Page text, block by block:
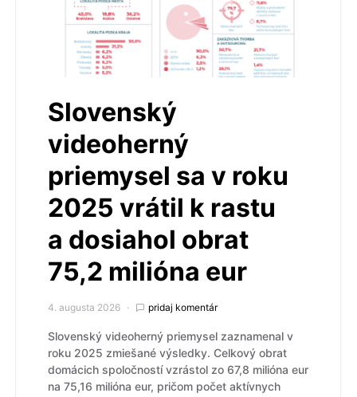
Slovenský
videoherný
priemysel sa v roku
2025 vrátil k rastu
a dosiahol obrat
75,2 milióna eur
4. augusta 2026 pridaj komentár
Slovenský videoherný priemysel zaznamenal v
roku 2025 zmiešané výsledky. Celkový obrat
domácich spoločností vzrástol zo 67,8 milióna eur
na 75,16 milióna eur, pričom počet aktívnych